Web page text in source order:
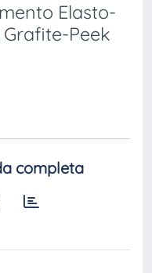
Elasto-
Peek
completa